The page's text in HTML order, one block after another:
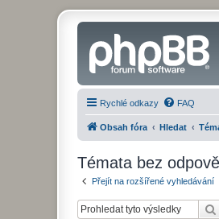
Rychlé odkazy FAQ
Obsah fóra Hledat
Témata bez
Přejít na rozšířené vyhledávání